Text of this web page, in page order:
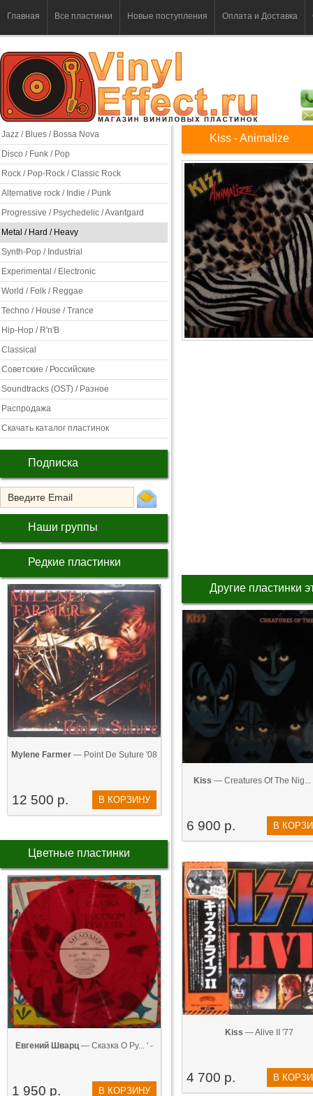
Главная Все пластинки Новые поступления Оплата и Доставка
Jazz / Blues / Bossa Nova
Disco / Funk / Pop
Rock / Pop-Rock / Classic Rock
Alternative rock / Indie / Punk
Progressive / Psychedelic / Avantgard
Metal / Hard / Heavy
Synth-Pop / Industrial
Experimental / Electronic
World / Folk / Reggae
Techno / House / Trance
Hip-Hop / R'n'B
Classical
Советские / Российские
Soundtracks (OST) / Разное
Распродажа
Скачать каталог пластинок
Подписка
Наши группы
Редкие пластинки
Mylene Farmer — Point De Suture '08
12 500 р. В КОРЗИНУ
Цветные пластинки
Евгений Шварц— Сказка О Ру... ' -
1 950 р. В КОРЗИНУ
Kiss - Animalize
Другие пластинки
Kiss — Creatures Of The Nig...
6 900 р. В
Kiss — Alive II '77
4 700 р. В